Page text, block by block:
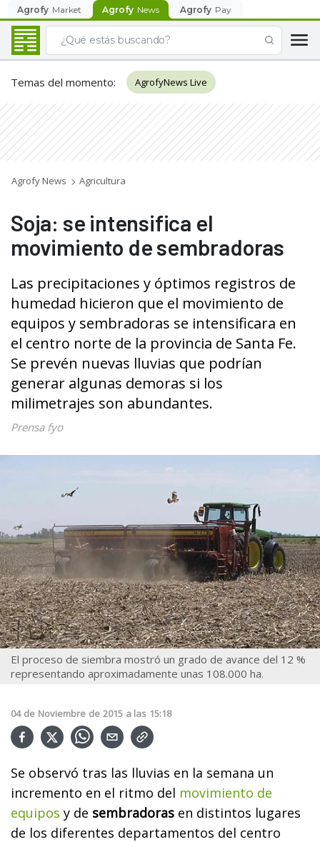
Agrofy Market Agrofy News Agrofy Pay
Temas del momento: AgrofyNews Live
Agrofy News Agricultura
Soja: se intensifica el
movimiento de sembradoras
Las precipitaciones y óptimos registros de
humedad hicieron que el movimiento de
equipos y sembradoras se intensificara en
el centro norte de la provincia de Santa Fe.
Se prevén nuevas lluvias que podrían
generar algunas demoras si los
milimetrajes son abundantes.
Prensa fyo
El proceso de siembra mostró un grado de avance del 12 %
representando aproximadamente unas 108.000 ha.
04 de Noviembre de 2015 a las 15:18
Se observó tras las lluvias en la semana un
incremento en el ritmo del movimiento de
equipos y de sembradoras en distintos lugares
de los diferentes departamentos del centro